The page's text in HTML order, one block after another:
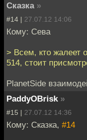
Сказка »
#14 | 27.07.12 14:06
Кому: Сева
> Всем, кто жалеет
514, стоит
PlanetSide
PaddyOBrisk »
#15 | 27.07.12 14:36
Кому: Сказка, #14